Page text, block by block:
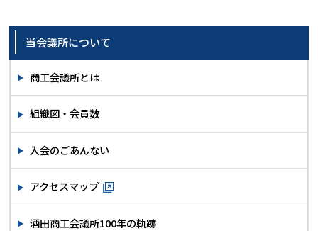
当会議所について
商工会議所とは
組織図・会員数
入会のごあんない
アクセスマップ
酒田商工会議所100年の軌跡